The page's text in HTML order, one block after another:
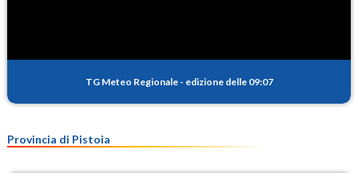
TG Meteo Regionale - edizione delle 09:07
Provincia di Pistoia